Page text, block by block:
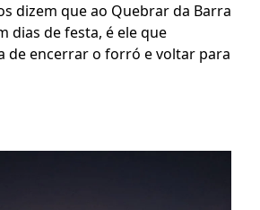
dizem que ao Quebrar da Barra
dias de festa, é ele que
de encerrar o forró e voltar para